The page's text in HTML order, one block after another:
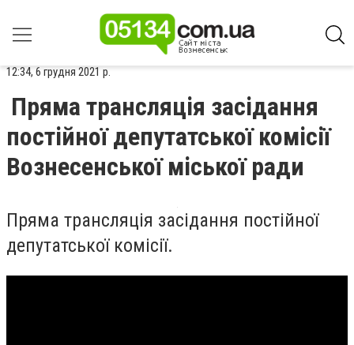
12:34, 6 грудня 2021 р.
Пряма трансляція засідання
постійної депутатської комісії
Вознесенської міської ради
Пряма трансляція засідання постійної
депутатської комісії.